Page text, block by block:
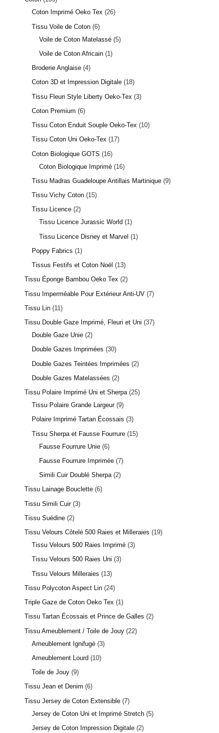
Coton Imprimé Oeko Tex 26
Tissu Voile de Coton 6
Voile de Coton Matelassé 5
Voile de Coton Africain 1
Broderie Anglaise 4
Coton 3D et Impression Digitale 18
Tissu Fleuri Style Liberty Oeko-Tex 3
Coton Premium 6
Tissu Coton Enduit Souple Oeko-Tex
10
Tissu Coton Uni Oeko-Tex
17
Coton Biologique GOTS
16
Coton Biologique Imprimé 16
Tissu Madras Guadeloupe Antillais Martinique 9
Tissu Vichy Coton 15
Tissu Licence 2
Tissu Licence Jurassic World
1
Tissu Licence Disney et Marvel
1
Poppy Fabrics
1
Tissus Festifs et Coton Noël
13
Tissu Éponge Bambou Oeko Tex 2
Tissu Imperméable Pour Extérieur Anti-UV 7
Tissu Lin 11
Tissu Double Gaze Imprimé, Fleuri et Uni 37
Double Gaze Unie 2
Double Gazes Imprimées 30
Double Gazes Teintées Imprimées
2
Double Gazes Matelassées
2
Tissu Polaire Imprimé Uni et Sherpa 25
Tissu Polaire Grande Largeur 9
Polaire Imprimé Tartan Écossais 3
Tissu Sherpa et Fausse Fourrure 15
Fausse Fourrure Unie 6
Fausse Fourrure Imprimée 7
Simili Cuir Doublé Sherpa 2
Tissu Lainage Bouclette 6
Tissu Simili Cuir 3
Tissu Suédine 2
Tissu Velours Côtelé 500 Raies et Milleraies
19
Tissu Velours 500 Raies Imprimé 3
Tissu Velours 500 Raies Uni 3
Tissu Velours Milleraies
13
Tissu Polycoton Aspect Lin 24
Triple Gaze de Coton Oeko Tex
1
Tissu Tartan Écossais et Prince de Galles 2
Tissu Ameublement / Toile de Jouy 22
Ameublement Ignifugé 3
Ameublement Lourd
10
Toile de Jouy 9
Tissu Jean et Denim 6
Tissu Jersey de Coton Extensible 7
Jersey de Coton Uni et Imprimé Stretch 5
Jersey de Coton Impression Digitale 2